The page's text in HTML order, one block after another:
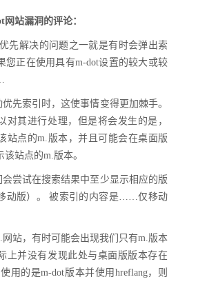
网站漏洞 的评论：
解决的问题之一就是有时会弹出索
您正在使用具有m-dot设置的较大或较
索引时，这使事情变得更加棘手。
对其进行处理，但是将会发生的是，
站点的m. 版本，并且可能会在桌面版
该站点的m.版本。
尝试在搜索结果中至少显示相应的版
动版）。
被索引的内容是……仅移动
网站，有时可能会出现我们只有m.版本
上并没有发现此处与桌面版版本存在
用的是m-dot版本并使用hreflang，则